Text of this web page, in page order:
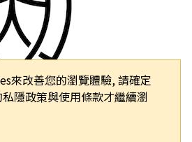
來改善您的瀏覽體驗, 請確定
隱政策與使用條款才繼續瀏